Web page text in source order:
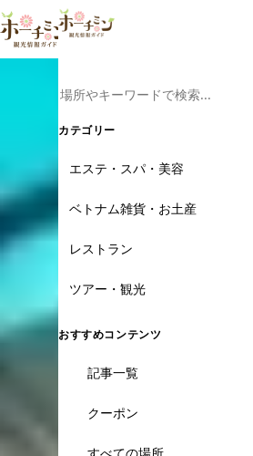
カテゴリー
エステ・スパ・美容
ベトナム雑貨・お土産
レストラン
ツアー・観光
おすすめコンテンツ
記事一覧
クーポン